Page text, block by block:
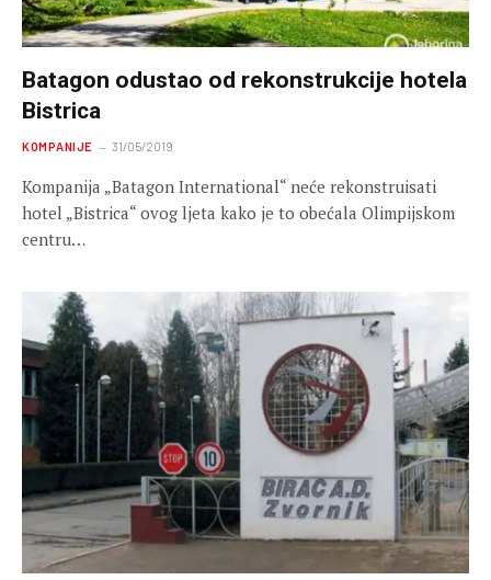
Batagon odustao od rekonstrukcije hotela
Bistrica
KOMPANIJE 31/05/2019
Kompanija „Batagon International“ neće rekonstruisati
hotel „Bistrica“ ovog ljeta kako je to obećala Olimpijskom
centru…